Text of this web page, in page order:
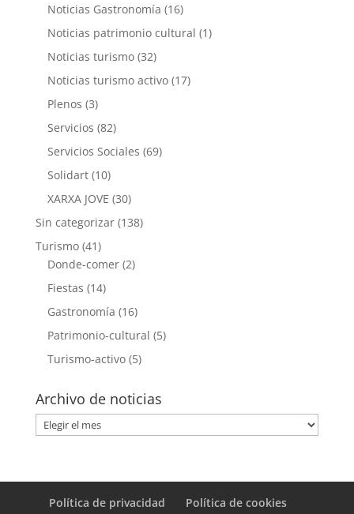
Noticias Gastronomía (16)
Noticias patrimonio cultural (1)
Noticias turismo(32)
Noticias turismo activo(17)
Plenos (3)
Servicios (82)
Servicios Sociales (69)
Solidart(10)
XARXA JOVE (30)
Sin categorizar(138)
Turismo(41)
Donde-comer(2)
Fiestas (14)
Gastronomía (16)
Patrimonio-cultural (5)
Turismo-activo(5)
Archivo de noticias
Archivo
de
Política de privacidad Política de cookies